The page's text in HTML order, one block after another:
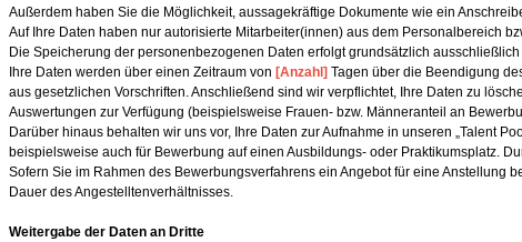
Außerdem haben Sie die Möglichkeit, aussagekräftige Dokumente wie ein
Auf Ihre Daten haben nur autorisierte Mitarbeiter(innen) aus dem Personalbereich
Die Speicherung der personenbezogenen Daten erfolgt grundsätzlich
Ihre Daten werden über einen Zeitraum von [Anzahl] Tagen über die Beendigung
aus gesetzlichen Vorschriften. Anschließend sind wir verpflichtet, Ihre Daten zu
Auswertungen zur Verfügung (beispielsweise Frauen- bzw. Männeranteil an
Darüber hinaus behalten wir uns vor, Ihre Daten zur Aufnahme in unseren „Talent
beispielsweise auch für Bewerbung auf einen Ausbildungs- oder Praktikumsplatz.
Sofern Sie im Rahmen des Bewerbungsverfahrens ein Angebot für eine
Dauer des Angestelltenverhältnisses.
Weitergabe der Daten an Dritte